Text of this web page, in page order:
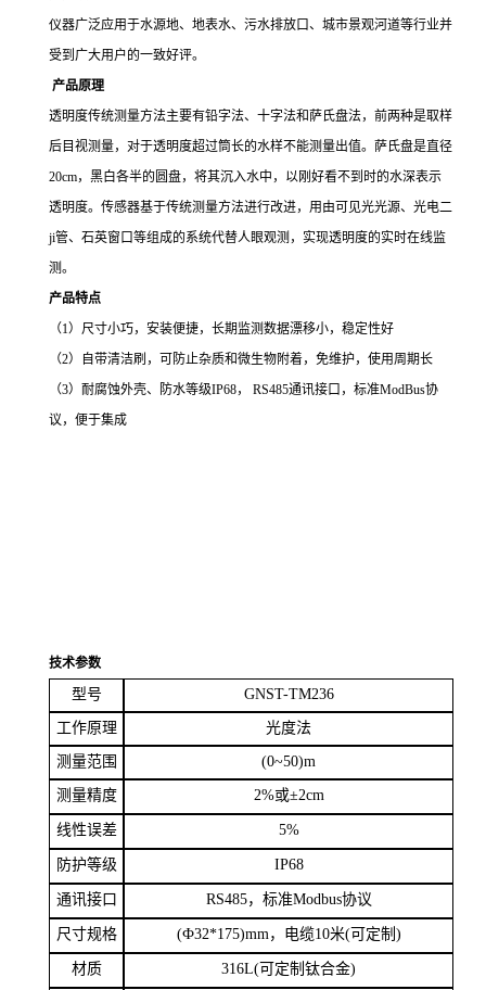
仪器广泛应用于水源地、地表水、污水排放口、城市景观河道等行业并
受到广大用户的一致好评。
产品原理
透明度传统测量方法主要有铅字法、十字法和萨氏盘法，前两种是取样
后目视测量，对于透明度超过筒长的水样不能测量出值。萨氏盘是直径
20cm，黑白各半的圆盘，将其沉入水中，以刚好看不到时的水深表示
透明度。传感器基于传统测量方法进行改进，用由可见光光源、光电二
ji管、石英窗口等组成的系统代替人眼观测，实现透明度的实时在线监
测。
产品特点
（1）尺寸小巧，安装便捷，长期监测数据漂移小，稳定性好
（2）自带清洁刷，可防止杂质和微生物附着，免维护，使用周期长
（3）耐腐蚀外壳、防水等级IP68， RS485通讯接口，标准ModBus协
议，便于集成
技术参数
型号 GNST-TM236
工作原理 光度法
测量范围 (0~50)m
测量精度 2%或±2cm
线性误差 5%
防护等级 IP68
通讯接口 RS485，标准Modbus协议
尺寸规格 (Ф32*175)mm ，电缆10米(可定制 )
材质 316L(可定制钛合金)